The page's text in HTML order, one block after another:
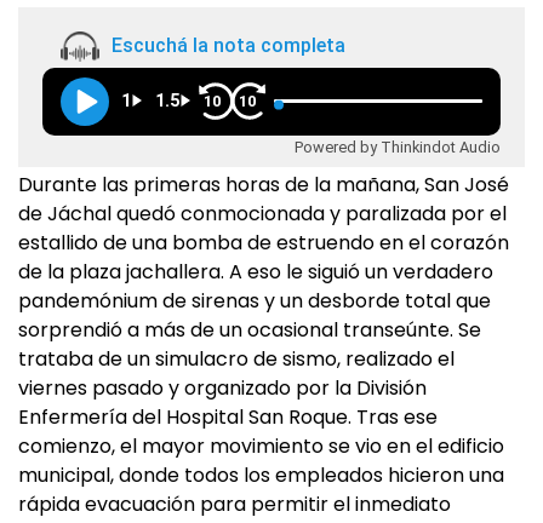
Escuchá la nota completa
1 1.5 10 10
Powered by Thinkindot Audio
Durante las primeras horas de la mañana, San José
de Jáchal quedó conmocionada y paralizada por el
estallido de una bomba de estruendo en el corazón
de la plaza jachallera. A eso le siguió un verdadero
pandemónium de sirenas y un desborde total que
sorprendió a más de un ocasional transeúnte. Se
trataba de un simulacro de sismo, realizado el
viernes pasado y organizado por la División
Enfermería del Hospital San Roque. Tras ese
comienzo, el mayor movimiento se vio en el edificio
municipal, donde todos los empleados hicieron una
rápida evacuación para permitir el inmediato